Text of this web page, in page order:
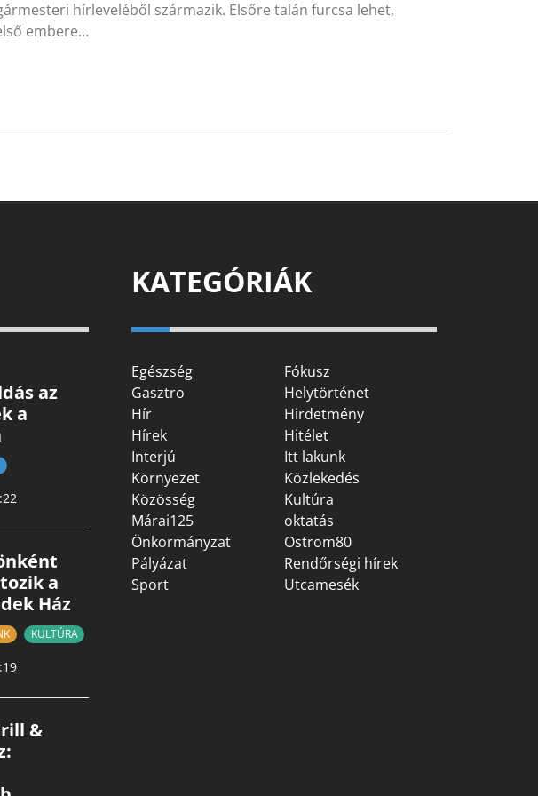
hírleveléből származik. Elsőre talán furcsa lehet,
embere…
az
a
a
Ház
KULTÚRA
&
KATEGÓRIÁK
Egészség
Fókusz
Gasztro
Helytörténet
Hír
Hirdetmény
Hírek
Hitélet
Interjú
Itt lakunk
Környezet
Közlekedés
Közösség
Kultúra
Márai125
oktatás
Önkormányzat
Ostrom80
Pályázat
Rendőrségi hírek
Sport
Utcamesék